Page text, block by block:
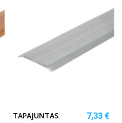
TAPAJUNTAS
7,33 €